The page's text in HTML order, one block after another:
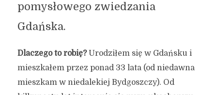
pomysłowego zwiedzania
Gdańska.
Dlaczego to robię?Urodziłem się w Gdańsku i
mieszkałem przez ponad 33 lata (od niedawna
mieszkam w niedalekiej Bydgoszczy). Od